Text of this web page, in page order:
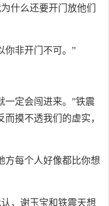
什么还要开门放他们
你非开门不可。”
一定会闯进来。”铁震
摸不透我们的虚实，
方每个人好像都比你想
，谢玉宝和铁震天想